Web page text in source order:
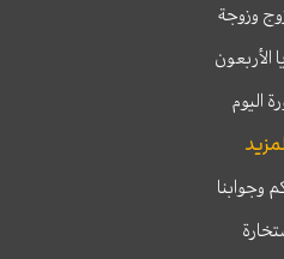
وزوجة
الأربعون
اليوم
وجوابنا